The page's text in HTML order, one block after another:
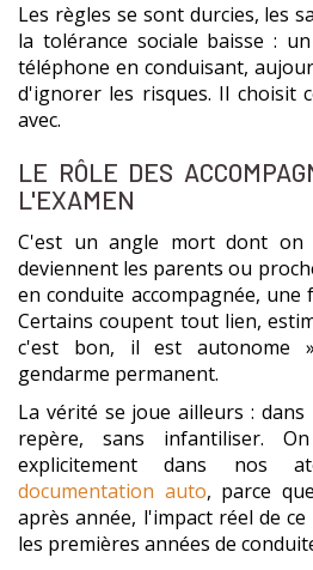
Les règles se sont durcies, les
la tolérance sociale baisse :
téléphone en conduisant,
d'ignorer les risques. Il choisit
avec.
LE RÔLE DES
L'EXAMEN
C'est un angle mort dont on
deviennent les parents ou
en conduite accompagnée,
Certains coupent tout lien,
c'est bon, il est autonome
gendarme permanent.
La vérité se joue ailleurs :
repère, sans infantiliser.
explicitement dans nos
documentation auto, parce
après année, l'impact réel de
les premières années de